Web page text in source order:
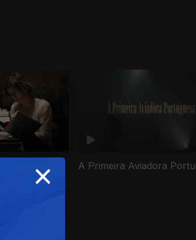
A Primeira Aviadora
×